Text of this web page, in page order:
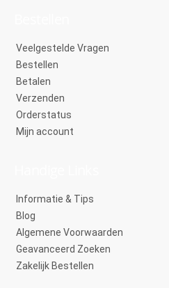
Veelgestelde Vragen
Bestellen
Betalen
Verzenden
Orderstatus
Mijn account
Informatie & Tips
Blog
Algemene Voorwaarden
Geavanceerd Zoeken
Zakelijk Bestellen